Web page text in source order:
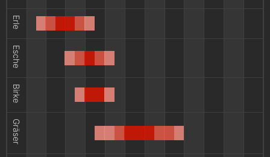
Erle
Esche
Birke
Gräser